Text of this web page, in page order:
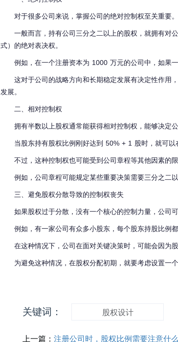
对于很多公司来说，掌握公司的绝对控制权至关重要。
一般而言，持有公司三分之二以上的股权，就拥有对
式）的绝对表决权。
例如，在一个注册资本为 1000 万元的公司中，如果
这对于公司的战略方向和长期稳定发展有决定性作用
发展。
二、相对控制权
拥有半数以上股权通常能获得相对控制权，能够决定
当股东持有股权比例刚好达到 50% + 1 股时，就可以
不过，这种控制权也可能受到公司章程等其他因素的限
例如，公司章程可能规定某些重要决策需要三分之二
三、避免股权分散导致的控制权丧失
如果股权过于分散，没有一个核心的控制力量，公司
例如，有一家公司有众多小股东，每个股东持股比例
在这种情况下，公司在面对关键决策时，可能会因为
为避免这种情况，在股权分配初期，就要考虑设置一
关键词： 股权设计
上一篇： 注册公司时，股权比例需要注意什